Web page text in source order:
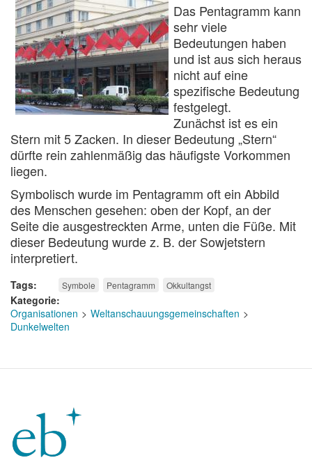
Das Pentagramm kann
sehr viele
Bedeutungen haben
und ist aus sich heraus
nicht auf eine
spezifische Bedeutung
festgelegt.
Zunächst ist es ein
Stern mit 5 Zacken. In dieser Bedeutung „Stern“
dürfte rein zahlenmäßig das häufigste Vorkommen
liegen.
Symbolisch wurde im Pentagramm oft ein Abbild
des Menschen gesehen: oben der Kopf, an der
Seite die ausgestreckten Arme, unten die Füße. Mit
dieser Bedeutung wurde z. B. der Sowjetstern
interpretiert.
Tags Symbole Pentagramm Okkultangst
Kategorie
Organisationen
Weltanschauungsgemeinschaften
Dunkelwelten